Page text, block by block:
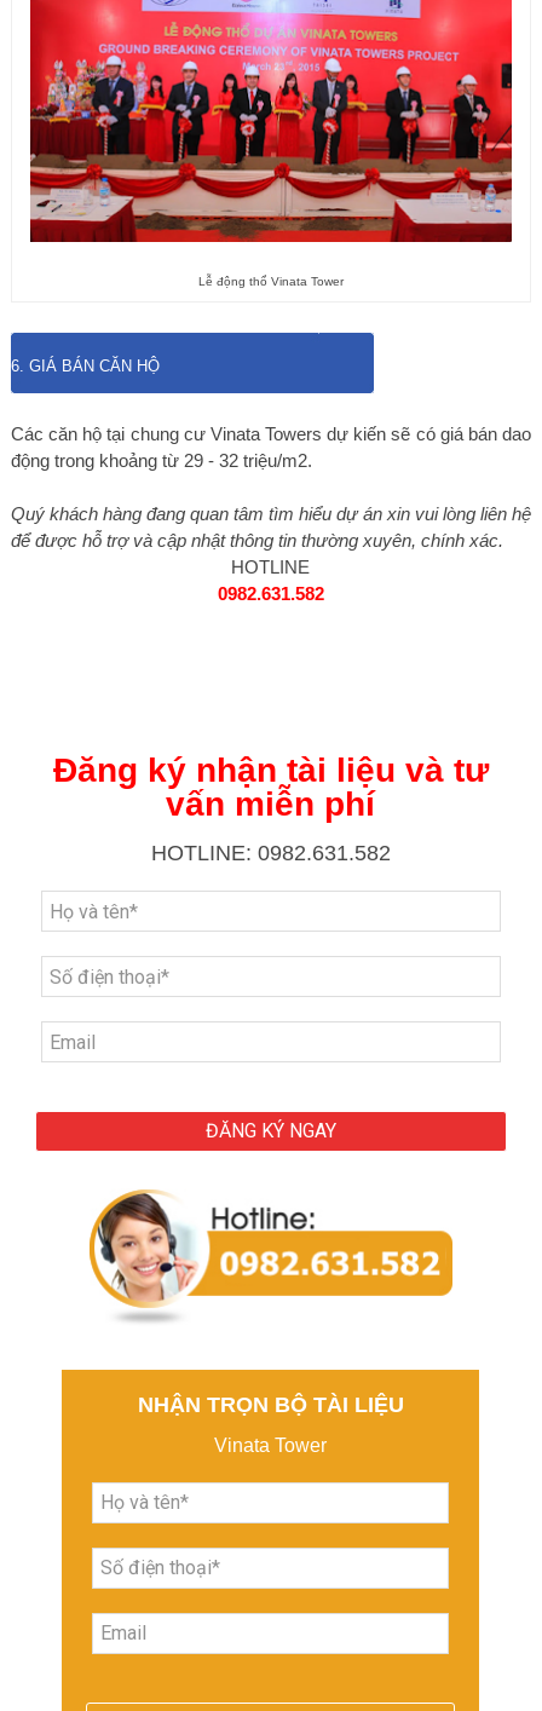
Lễ động thổ Vinata Tower
6. GIÁ BÁN CĂN HỘ
Các căn hộ tại chung cư Vinata Towers dự kiến sẽ có giá bán dao
động trong khoảng từ 29 - 32 triệu/m2.
Quý khách hàng đang quan tâm tìm hiểu dự án xin vui lòng liên hệ
để được hỗ trợ và cập nhật thông tin thường xuyên, chính xác.
HOTLINE
0982.631.582
Đăng ký nhận tài liệu và tư
vấn miễn phí
HOTLINE: 0982.631.582
NHẬN TRỌN BỘ TÀI LIỆU
Vinata Tower